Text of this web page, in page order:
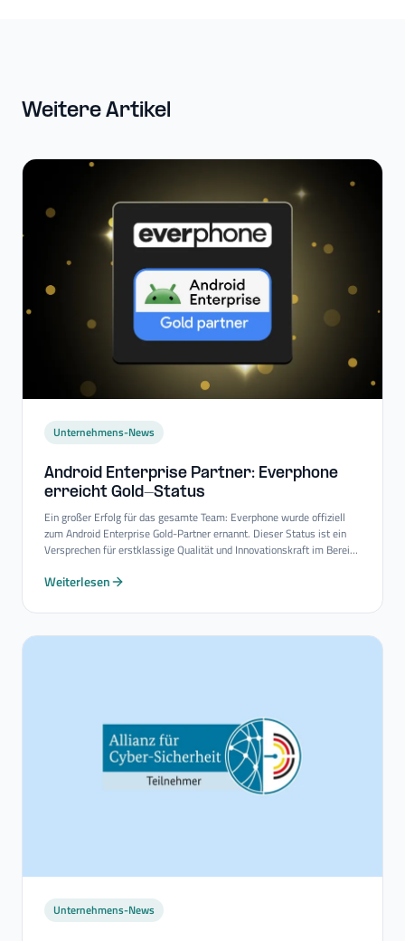
Weitere Artikel
Unternehmens-News
Android Enterprise Partner: Everphone
erreicht Gold-​Status
Ein großer Erfolg für das gesamte Team: Everphone wurde offiziell
zum Android Enterprise Gold-Partner ernannt. Dieser Status ist ein
Versprechen für erstklassige Qualität und Innovationskraft im Bereich
Weiterlesen
Unternehmens-News